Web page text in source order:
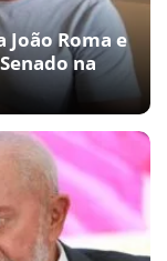
Roma e
na